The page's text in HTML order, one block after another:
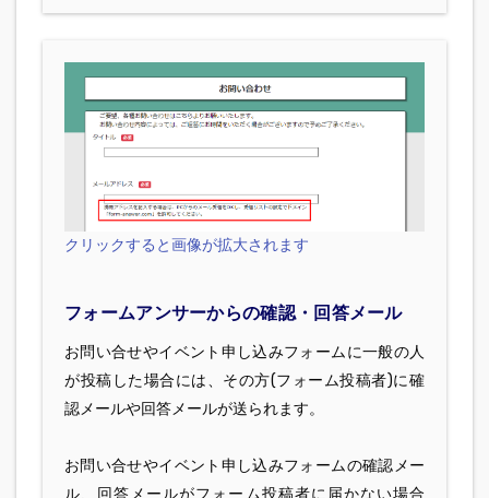
クリックすると画像が拡大されます
フォームアンサーからの確認・回答メール
お問い合せやイベント申し込みフォームに一般の人
が投稿した場合には、その方(フォーム投稿者)に確
認メールや回答メールが送られます。
お問い合せやイベント申し込みフォームの確認メー
ル、回答メールがフォーム投稿者に届かない場合